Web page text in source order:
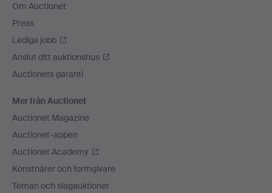
Om Auctionet
Press
Lediga jobb
Anslut ditt auktionshus
Auctionets garanti
Mer från Auctionet
Auctionet Magazine
Auctionet-appen
Auctionet Academy
Konstnärer och formgivare
Teman och slagauktioner